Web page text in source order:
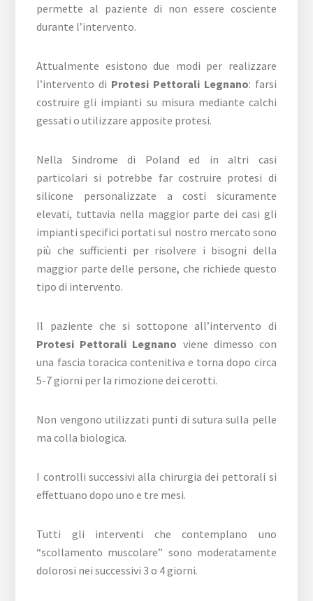
permette al paziente di non essere cosciente
durante l’intervento.
Attualmente esistono due modi per realizzare
l’intervento di Protesi Pettorali Legnano: farsi
costruire gli impianti su misura mediante calchi
gessati o utilizzare apposite protesi.
Nella Sindrome di Poland ed in altri casi
particolari si potrebbe far costruire protesi di
silicone personalizzate a costi sicuramente
elevati, tuttavia nella maggior parte dei casi gli
impianti specifici portati sul nostro mercato sono
più che sufficienti per risolvere i bisogni della
maggior parte delle persone, che richiede questo
tipo di intervento.
Il paziente che si sottopone all’intervento di
Protesi Pettorali Legnano viene dimesso con
una fascia toracica contenitiva e torna dopo circa
5-7 giorni per la rimozione dei cerotti.
Non vengono utilizzati punti di sutura sulla pelle
ma colla biologica.
I controlli successivi alla chirurgia dei pettorali si
effettuano dopo uno e tre mesi.
Tutti gli interventi che contemplano uno
“scollamento muscolare” sono moderatamente
dolorosi nei successivi 3 o 4 giorni.